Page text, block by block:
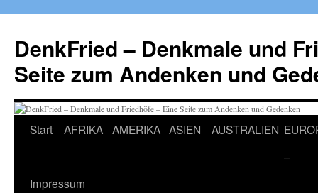
springen
DenkFried – Denkmale und
Seite zum Andenken und
Start AFRIKA AMERIKA ASIEN AUSTRALIEN
–
Impressum